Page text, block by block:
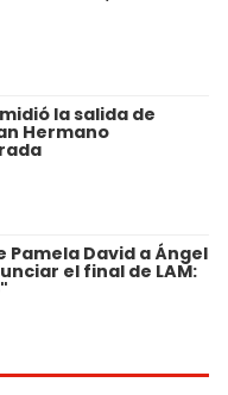
la salida de
Hermano
Pamela David a Ángel
el final de LAM: